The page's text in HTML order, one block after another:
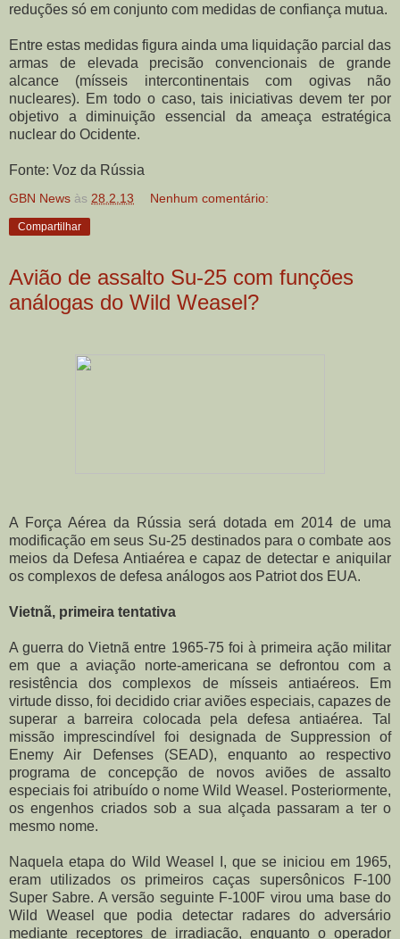
reduções só em conjunto com medidas de confiança mutua.
Entre estas medidas figura ainda uma liquidação parcial das
armas de elevada precisão convencionais de grande
alcance (mísseis intercontinentais com ogivas não
nucleares). Em todo o caso, tais iniciativas devem ter por
objetivo a diminuição essencial da ameaça estratégica
nuclear do Ocidente.
Fonte: Voz da Rússia
GBN News às 28.2.13 Nenhum comentário:
Compartilhar
Avião de assalto Su-25 com funções
análogas do Wild Weasel?
A Força Aérea da Rússia será dotada em 2014 de uma
modificação em seus Su-25 destinados para o combate aos
meios da Defesa Antiaérea e capaz de detectar e aniquilar
os complexos de defesa análogos aos Patriot dos EUA.
Vietnã, primeira tentativa
A guerra do Vietnã entre 1965-75 foi à primeira ação militar
em que a aviação norte-americana se defrontou com a
resistência dos complexos de mísseis antiaéreos. Em
virtude disso, foi decidido criar aviões especiais, capazes de
superar a barreira colocada pela defesa antiaérea. Tal
missão imprescindível foi designada de Suppression of
Enemy Air Defenses (SEAD), enquanto ao respectivo
programa de concepção de novos aviões de assalto
especiais foi atribuído o nome Wild Weasel. Posteriormente,
os engenhos criados sob a sua alçada passaram a ter o
mesmo nome.
Naquela etapa do Wild Weasel I, que se iniciou em 1965,
eram utilizados os primeiros caças supersônicos F-100
Super Sabre. A versão seguinte F-100F virou uma base do
Wild Weasel que podia detectar radares do adversário
mediante receptores de irradiação, enquanto o operador